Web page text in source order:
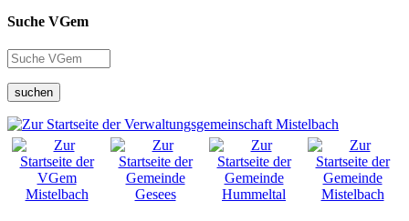
Suche VGem
suchen